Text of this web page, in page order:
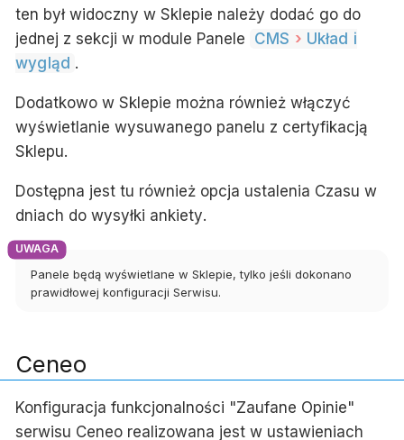
ten był widoczny w Sklepie należy dodać go do
jednej z sekcji w module Panele CMS
Układ i
wygląd .
Dodatkowo w Sklepie można również włączyć
wyświetlanie wysuwanego panelu z certyfikacją
Sklepu.
Dostępna jest tu również opcja ustalenia Czasu w
dniach do wysyłki ankiety.
Panele będą wyświetlane w Sklepie, tylko jeśli dokonano
prawidłowej konfiguracji Serwisu.
Ceneo
Konfiguracja funkcjonalności "Zaufane Opinie"
serwisu Ceneo realizowana jest w ustawieniach